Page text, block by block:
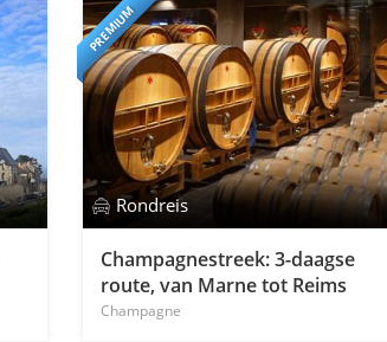
PREMIUM
Rondreis
Champagnestreek: 3-daagse
route, van Marne tot Reims
Champagne